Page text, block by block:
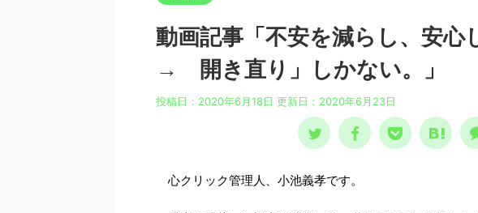
動画記事「不安を減らし、安
→ 開き直り」しかない。」
投稿日：2020年6月18日 更新日： 2020年6月23日
心クリック管理人、小池義孝です。